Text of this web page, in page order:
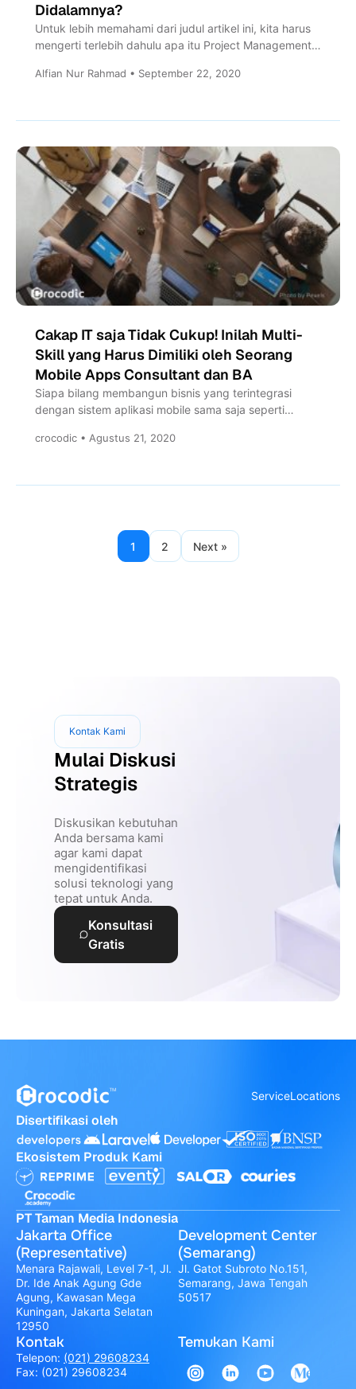
Didalamnya?
Untuk lebih memahami dari judul artikel ini, kita harus
mengerti terlebih dahulu apa itu Project Management
Alfian Nur Rahmad • September 22, 2020
Cakap IT saja Tidak Cukup! Inilah Multi-
Skill yang Harus Dimiliki oleh Seorang
Mobile Apps Consultant dan BA
Siapa bilang membangun bisnis yang terintegrasi
dengan sistem aplikasi mobile sama saja seperti
crocodic • Agustus 21, 2020
1 2 Next »
Kontak Kami
Mulai Diskusi
Strategis
Diskusikan kebutuhan
Anda bersama kami
agar kami dapat
mengidentifikasi
solusi teknologi yang
tepat untuk Anda.
Konsultasi
Gratis
ServiceLocations
Disertifikasi oleh
Ekosistem Produk Kami
PT Taman Media Indonesia
Jakarta Office
(Representative)
Menara Rajawali, Level 7-1, Jl.
Dr. Ide Anak Agung Gde
Agung, Kawasan Mega
Kuningan, Jakarta Selatan
12950
Development Center
(Semarang)
Jl. Gatot Subroto No.151,
Semarang, Jawa Tengah
50517
Kontak
Telepon: (021) 29608234
Fax: (021) 29608234
Temukan Kami